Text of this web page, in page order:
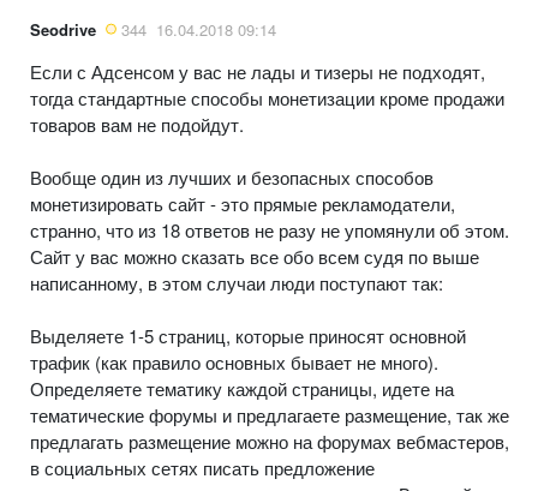
Seodrive 344 16.04.2018 09:14
Если с Адсенсом у вас не лады и тизеры не подходят,
тогда стандартные способы монетизации кроме продажи
товаров вам не подойдут.
Вообще один из лучших и безопасных способов
монетизировать сайт - это прямые рекламодатели,
странно, что из 18 ответов не разу не упомянули об этом.
Сайт у вас можно сказать все обо всем судя по выше
написанному, в этом случаи люди поступают так:
Выделяете 1-5 страниц, которые приносят основной
трафик (как правило основных бывает не много).
Определяете тематику каждой страницы, идете на
тематические форумы и предлагаете размещение, так же
предлагать размещение можно на форумах вебмастеров,
в социальных сетях писать предложение